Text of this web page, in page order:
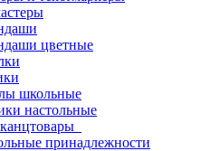
цветные
школьные
настольные
принадлежности